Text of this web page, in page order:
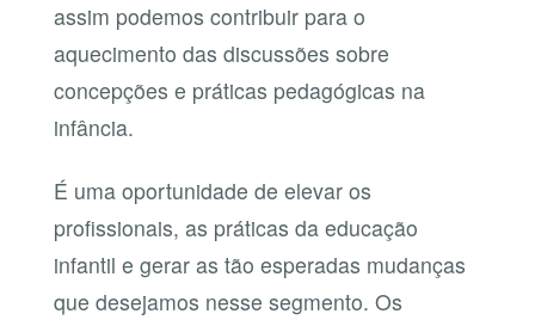
assim podemos contribuir para o
aquecimento das discussões sobre
concepções e práticas pedagógicas na
infância.
É uma oportunidade de elevar os
profissionais, as práticas da educação
infantil e gerar as tão esperadas mudanças
que desejamos nesse segmento. Os